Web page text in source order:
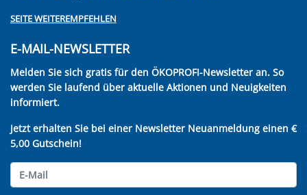
SEITE WEITEREMPFEHLEN
E-MAIL-NEWSLETTER
Melden Sie sich gratis für den ÖKOPROFI-Newsletter an. So
werden Sie laufend über aktuelle Aktionen und Neuigkeiten
informiert.
Jetzt erhalten Sie bei einer Newsletter Neuanmeldung einen €
5,00 Gutschein!